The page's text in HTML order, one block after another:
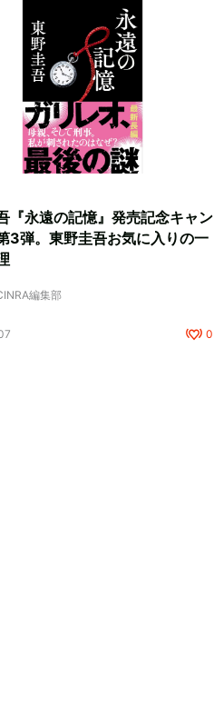
『永遠の記憶』発売記念キャン
3弾。東野圭吾お気に入りの一
編集部
0